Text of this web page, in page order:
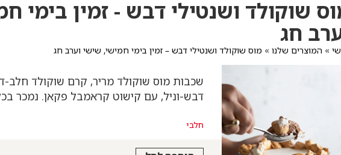
שוקולד ושנטילי דבש - זמין בימי
חג
» המוצרים שלנו » מוס שוקולד ושנטילי דבש – זמין בימי חמישי, שישי וערב חג
שכבות מוס שוקולד מריר, קרם שוקולד חלב-
דבש-וניל, עם קישוט קראמבל פקאן. נמכר
חלבי